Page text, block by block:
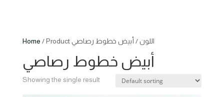
Home / Product اللون / أبيض خطوط رصاصي
أبيض خطوط رصاصي
Showing the single result